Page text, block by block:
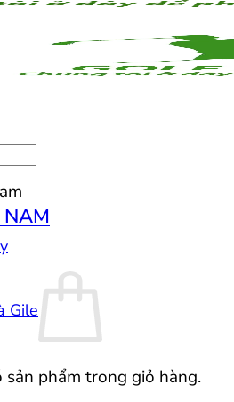
sản phẩm trong giỏ hàng.
NAM
Gile